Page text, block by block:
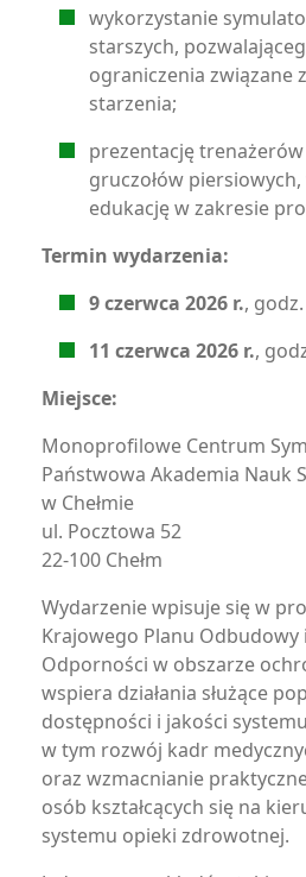
wykorzystanie
starszych,
ograniczenia związane
starzenia;
prezentację
gruczołów
edukację w zakresie
Termin wydarzenia:
9 czerwca 2026 r., godz.
11 czerwca 2026 r.,
Miejsce:
Monoprofilowe Centrum
Państwowa Akademia Nauk
w Chełmie
ul. Pocztowa 52
22-100 Chełm
Wydarzenie wpisuje się w
Krajowego Planu Odbudowy
Odporności w obszarze
wspiera działania służące
dostępności i jakości
w tym rozwój kadr
oraz wzmacnianie
osób kształcących się na
systemu opieki zdrowotnej.